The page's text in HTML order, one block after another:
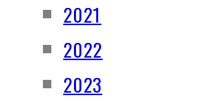
2021
2022
2023